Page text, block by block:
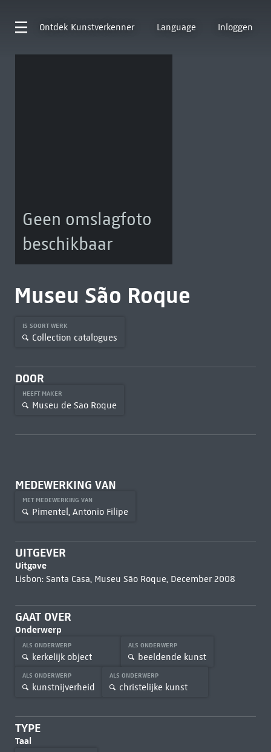
Ontdek Kunstverkenner Language Inloggen
Geen omslagfoto
beschikbaar
Museu São Roque
IS SOORT WERK
Collection catalogues
DOOR
HEEFT MAKER
Museu de Sao Roque
MEDEWERKING VAN
MET MEDEWERKING VAN
Pimentel, António Filipe
UITGEVER
Uitgave
Lisbon: Santa Casa, Museu São Roque, December 2008
GAAT OVER
Onderwerp
ALS ONDERWERP
kerkelijk object
ALS ONDERWERP
beeldende kunst
ALS ONDERWERP
kunstnijverheid
ALS ONDERWERP
christelijke kunst
TYPE
Taal